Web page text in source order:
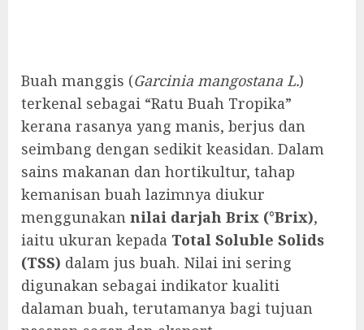
Buah manggis (Garcinia mangostana L.)
terkenal sebagai “Ratu Buah Tropika”
kerana rasanya yang manis, berjus dan
seimbang dengan sedikit keasidan. Dalam
sains makanan dan hortikultur, tahap
kemanisan buah lazimnya diukur
menggunakan nilai darjah Brix (°Brix),
iaitu ukuran kepada Total Soluble Solids
(TSS) dalam jus buah. Nilai ini sering
digunakan sebagai indikator kualiti
dalaman buah, terutamanya bagi tujuan